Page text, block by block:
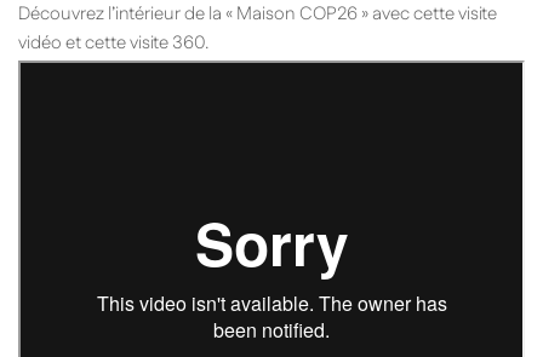
Découvrez l’intérieur de la « Maison COP26 » avec cette visite
vidéo et cette visite 360.